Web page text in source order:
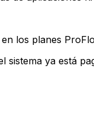
los planes
ya está